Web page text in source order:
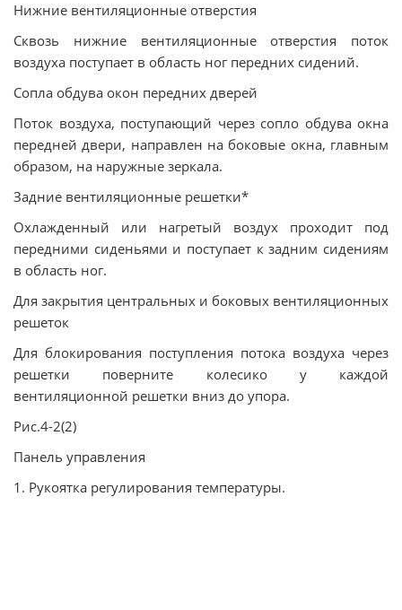
Нижние вентиляционные отверстия
Сквозь нижние вентиляционные отверстия поток
воздуха поступает в область ног передних сидений.
Сопла обдува окон передних дверей
Поток воздуха, поступающий через сопло обдува окна
передней двери, направлен на боковые окна, главным
образом, на наружные зеркала.
Задние вентиляционные решетки*
Охлажденный или нагретый воздух проходит под
передними сиденьями и поступает к задним сидениям
в область ног.
Для закрытия центральных и боковых вентиляционных
решеток
Для блокирования поступления потока воздуха через
решетки поверните колесико у каждой
вентиляционной решетки вниз до упора.
Рис.4-2(2)
Панель управления
1. Рукоятка регулирования температуры.